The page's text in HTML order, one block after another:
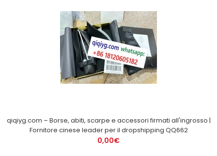
qiqiyg.com – Borse, abiti, scarpe e accessori firmati all'ingrosso |
Fornitore cinese leader per il dropshipping QQ662
0,00€